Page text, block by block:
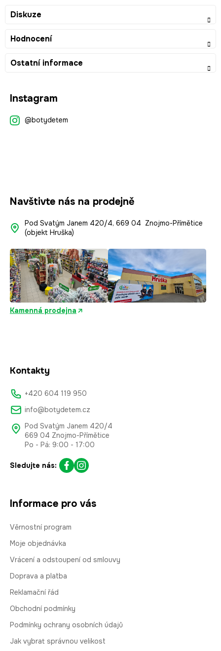
Diskuze
Hodnocení
Ostatní informace
Instagram
@botydetem
Navštivte nás na prodejně
Pod Svatým Janem 420/4, 669 04 Znojmo-Přímětice
(objekt Hruška)
Kamenná prodejna
Kontakty
+420 604 119 950
info@botydetem.cz
Pod Svatým Janem 420/4
669 04 Znojmo-Přímětice
Po - Pá: 9:00 - 17:00
Sledujte nás:
Informace pro vás
Věrnostní program
Moje objednávka
Vrácení a odstoupení od smlouvy
Doprava a platba
Reklamační řád
Obchodní podmínky
Podmínky ochrany osobních údajů
Jak vybrat správnou velikost